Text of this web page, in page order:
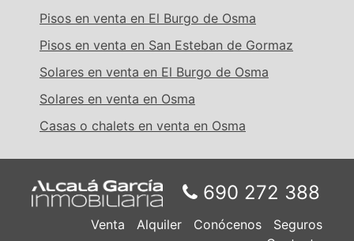
Pisos en venta en El Burgo de Osma
Pisos en venta en San Esteban de Gormaz
Solares en venta en El Burgo de Osma
Solares en venta en Osma
Casas o chalets en venta en Osma
690 272 388
Venta Alquiler Conócenos
Seguros